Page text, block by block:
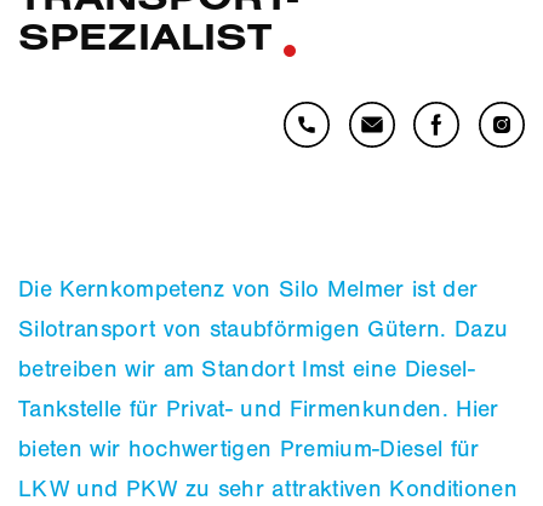
SPEZIALIST
Die Kernkompetenz von Silo Melmer ist der
Silotransport von staubförmigen Gütern. Dazu
betreiben wir am Standort Imst eine Diesel-
Tankstelle für Privat- und Firmenkunden. Hier
bieten wir hochwertigen Premium-Diesel für
LKW und PKW zu sehr attraktiven Konditionen